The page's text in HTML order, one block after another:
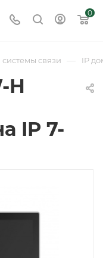
0
связи — IP
H
IP 7-